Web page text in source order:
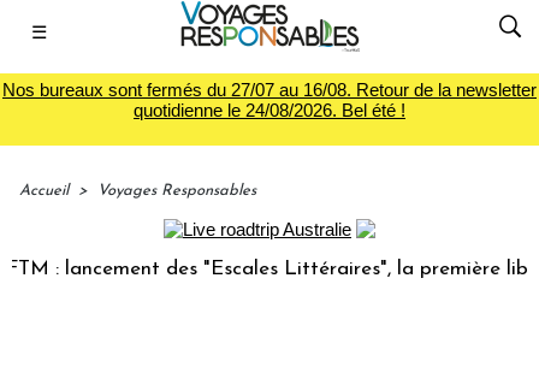
☰
Nos bureaux sont fermés du 27/07 au 16/08. Retour de la newsletter
quotidienne le 24/08/2026. Bel été !
Accueil > Voyages Responsables
des "Escales Littéraires", la première librairie